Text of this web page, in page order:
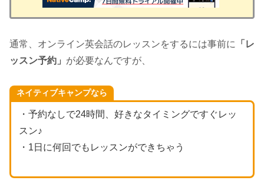
通常、オンライン英会話のレッスンをするには事前に
「レ
ッスン予約」 が必要なんですが、
ネイティブキャンプなら
・予約なしで24時間、好きなタイミングですぐレッ
スン♪
・1日に何回でもレッスンができちゃう